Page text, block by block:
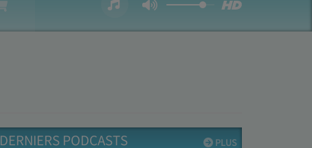
PLUS
DERNIERS PODCASTS